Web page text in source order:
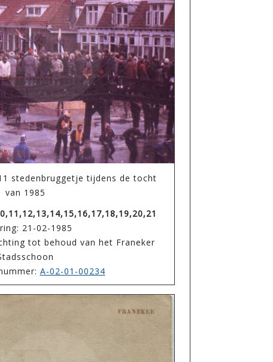
stedenbruggetje tijdens de tocht
van 1985
21-02-1985
tot behoud van het Franeker
A-02-01-00234